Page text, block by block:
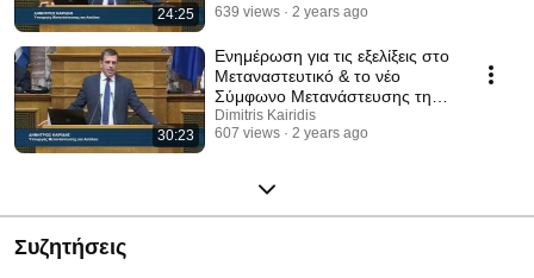
24:25
639 views
2 years ago
30:23
Ενημέρωση για τις εξελίξεις στο
Μεταναστευτικό & το νέο
Σύμφωνο Μετανάστευσης της
Ε.Ε. | 31.10.2023
Dimitris Kairidis
607 views
2 years ago
Συζητήσεις